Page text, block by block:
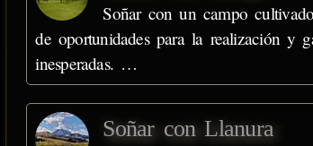
Soñar con un campo
de oportunidades para la realización y
inesperadas. …
Soñar con Llanura